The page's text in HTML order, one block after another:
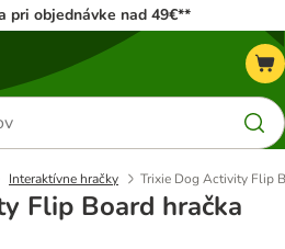
pri objednávke nad 49€**
Interaktívne hračky Trixie Dog Activity Flip
Flip Board hračka